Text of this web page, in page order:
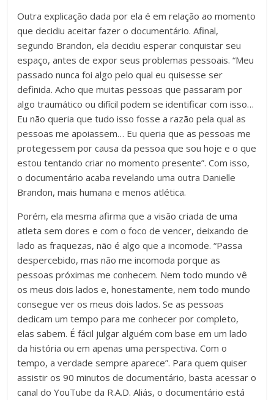
Outra explicação dada por ela é em relação ao momento
que decidiu aceitar fazer o documentário. Afinal,
segundo Brandon, ela decidiu esperar conquistar seu
espaço, antes de expor seus problemas pessoais. “Meu
passado nunca foi algo pelo qual eu quisesse ser
definida. Acho que muitas pessoas que passaram por
algo traumático ou difícil podem se identificar com isso…
Eu não queria que tudo isso fosse a razão pela qual as
pessoas me apoiassem… Eu queria que as pessoas me
protegessem por causa da pessoa que sou hoje e o que
estou tentando criar no momento presente”. Com isso,
o documentário acaba revelando uma outra Danielle
Brandon, mais humana e menos atlética.
Porém, ela mesma afirma que a visão criada de uma
atleta sem dores e com o foco de vencer, deixando de
lado as fraquezas, não é algo que a incomode. “Passa
despercebido, mas não me incomoda porque as
pessoas próximas me conhecem. Nem todo mundo vê
os meus dois lados e, honestamente, nem todo mundo
consegue ver os meus dois lados. Se as pessoas
dedicam um tempo para me conhecer por completo,
elas sabem. É fácil julgar alguém com base em um lado
da história ou em apenas uma perspectiva. Com o
tempo, a verdade sempre aparece”. Para quem quiser
assistir os 90 minutos de documentário, basta acessar o
canal do YouTube da R.A.D. Aliás, o documentário está